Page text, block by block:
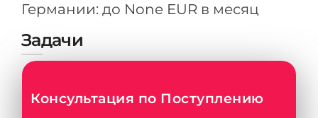
Математика
Портфолио
Земли
IB-Diploma
1 курса
2-3 курса
Бакалавриата
Германии: до None EUR в месяц
Задачи
Консультация по Поступлению